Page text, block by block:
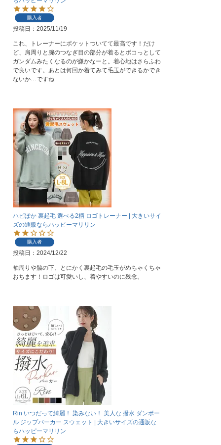
購入者
投稿日 2025/11/19
これ、トレーナーにポケットついてて最高です！だけ
ど、肩周りと腕のつなぎ目の部分が着るとボコっとして
ガンダムみたくなるのが嫌かなーと。着心地はさらふわ
で良いです。あとは何回か着てみて毛玉ができるかでき
ないか…ですね
ハピぽか 裏起毛 選べる2柄 ロゴトレーナー | 大きいサイ
ズの通販ならハッピーマリリン
購入者
投稿日 2024/12/22
袖周りや脇の下、とにかく裏起毛の毛玉がめちゃくちゃ
おちます！ロゴは可愛いし、着やすいのに残念。
Rin いつだって綺麗！ 染みない！ 美人な 撥水 ダンボー
ル ジップパーカー スウェット | 大きいサイズの通販な
らハッピーマリリン